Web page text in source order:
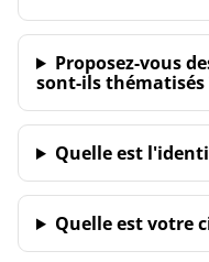
Proposez-vous
sont-ils
Quelle est
Quelle est votre